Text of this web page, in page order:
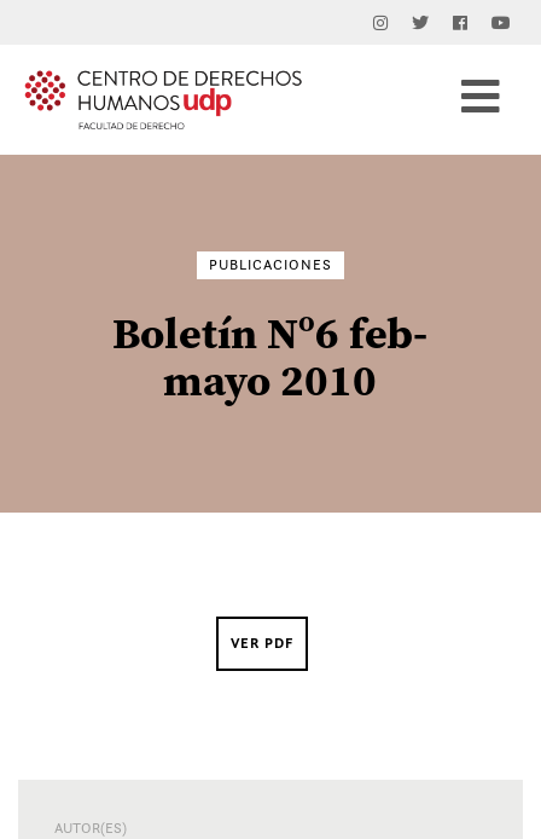
PUBLICACIONES
Boletín Nº6 feb-
mayo 2010
VER PDF
AUTOR(ES)